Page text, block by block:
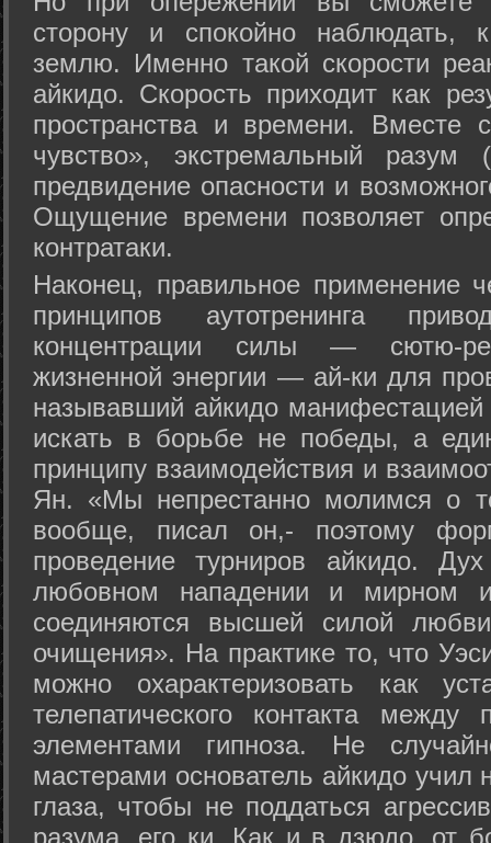
сторону и спокойно наблюдать,
землю. Именно такой скорости
айкидо. Скорость приходит как
пространства и времени. Вместе
чувство», экстремальный разум
предвидение опасности и
Ощущение времени позволяет
контратаки.
Наконец, правильное применение
принципов аутотренинга
концентрации силы — сютю-
жизненной энергии — ай-ки для
называвший айкидо
искать в борьбе не победы, а
принципу взаимодействия и
Ян. «Мы непрестанно молимся о
вообще, писал он,- поэтому
проведение турниров айкидо.
любовном нападении и мирном
соединяются высшей силой
очищения». На практике то, что
можно охарактеризовать как
телепатического контакта между
элементами гипноза. Не
мастерами основатель айкидо учил
глаза, чтобы не поддаться
разума, его ки. Как и в дзюдо, от